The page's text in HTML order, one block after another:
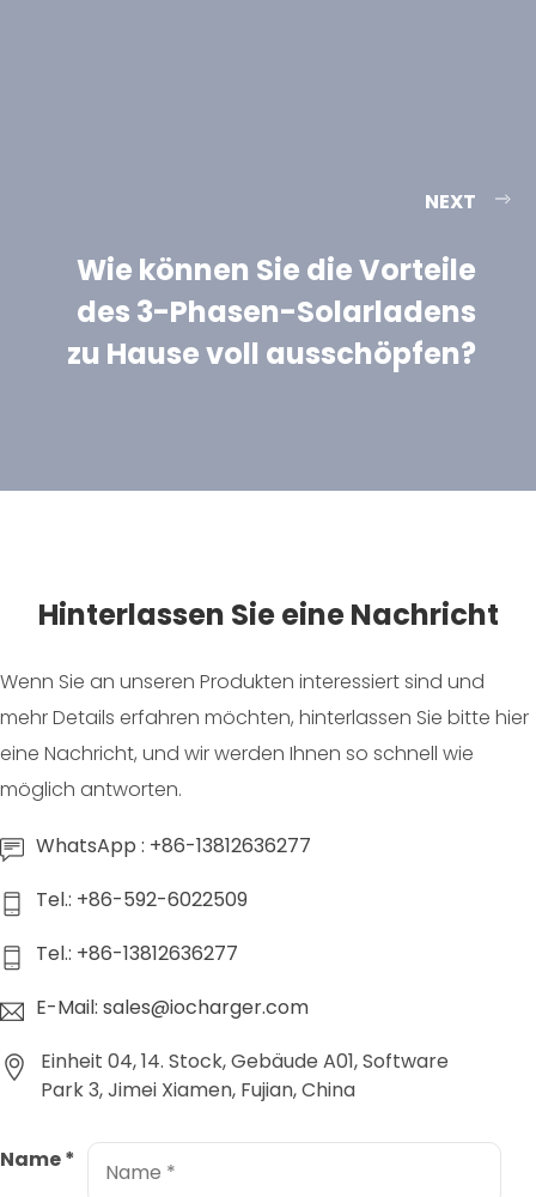
NEXT
Wie können Sie die Vorteile
des 3-Phasen-Solarladens
zu Hause voll ausschöpfen?
Hinterlassen Sie eine Nachricht
Wenn Sie an unseren Produkten interessiert sind und
mehr Details erfahren möchten, hinterlassen Sie bitte hier
eine Nachricht, und wir werden Ihnen so schnell wie
möglich antworten.
WhatsApp : +86-13812636277
Tel.: +86-592-6022509
Tel.: +86-13812636277
E-Mail: sales@iocharger.com
Einheit 04, 14. Stock, Gebäude A01, Software
Park 3, Jimei Xiamen, Fujian, China
Name*